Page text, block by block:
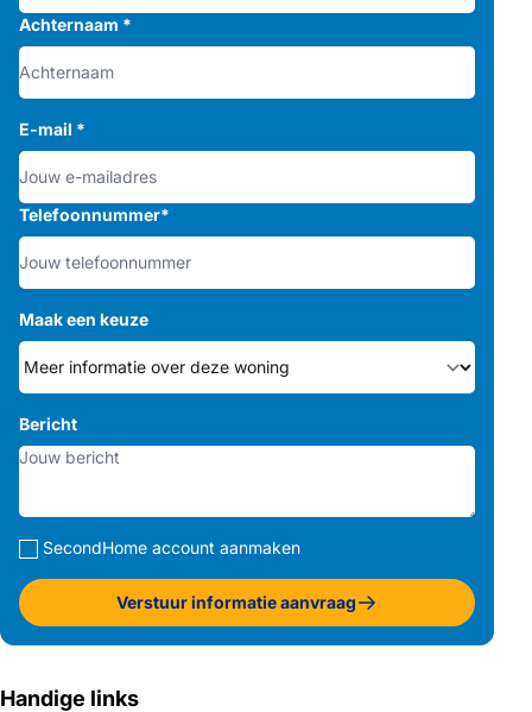
Achternaam *
E-mail *
Telefoonnummer*
Maak een keuze
Bericht
SecondHome account aanmaken
Verstuur informatie aanvraag
Handige links